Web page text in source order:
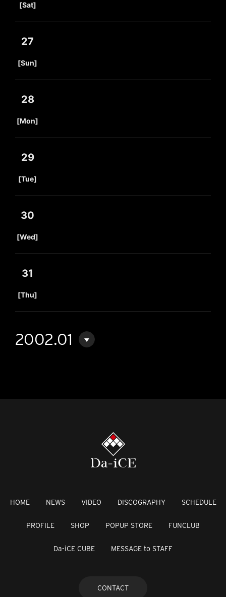
[Sat]
27
[Sun]
28
[Mon]
29
[Tue]
30
[Wed]
31
[Thu]
2002.01
HOME NEWS VIDEO DISCOGRAPHY SCHEDULE
PROFILE SHOP POPUP STORE FUNCLUB
Da-iCE CUBE MESSAGE to STAFF
CONTACT